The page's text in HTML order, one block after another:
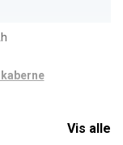
Vis alle